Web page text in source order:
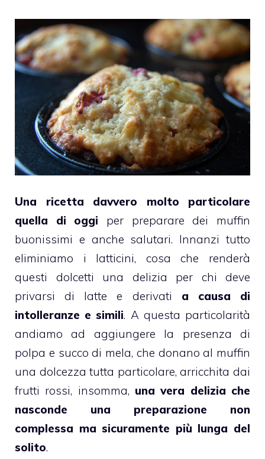
Una ricetta davvero molto particolare
quella di oggi per preparare dei muffin
buonissimi e anche salutari. Innanzi tutto
eliminiamo i latticini, cosa che renderà
questi dolcetti una delizia per chi deve
privarsi di latte e derivati a causa di
intolleranze e simili. A questa particolarità
andiamo ad aggiungere la presenza di
polpa e succo di mela, che donano al muffin
una dolcezza tutta particolare, arricchita dai
frutti rossi, insomma, una vera delizia che
nasconde una preparazione non
complessa ma sicuramente più lunga del
solito.